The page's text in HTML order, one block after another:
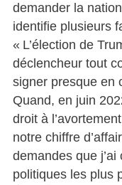
demander la
identifie plusieurs
« L’élection de
déclencheur tout
signer presque en
Quand, en juin
droit à
notre chiffre
demandes que
politiques les plus